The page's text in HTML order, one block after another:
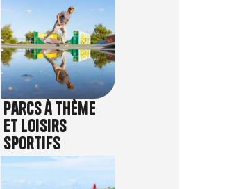
Parcs à thème
et loisirs
sportifs
Image